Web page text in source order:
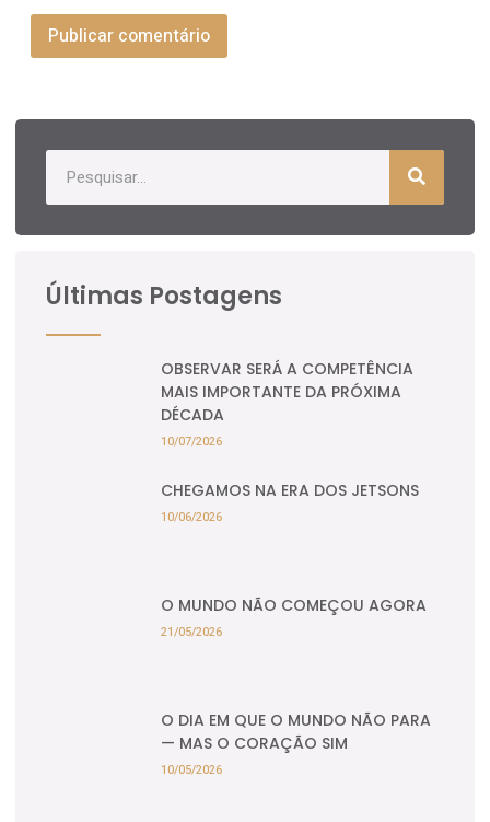
Últimas Postagens
OBSERVAR SERÁ A COMPETÊNCIA
MAIS IMPORTANTE DA PRÓXIMA
DÉCADA
10/07/2026
CHEGAMOS NA ERA DOS JETSONS
10/06/2026
O MUNDO NÃO COMEÇOU AGORA
21/05/2026
O DIA EM QUE O MUNDO NÃO PARA
— MAS O CORAÇÃO SIM
10/05/2026